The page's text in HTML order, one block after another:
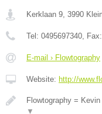
Kerklaan 9 3990
Tel: 0495697340 , Fax:
E-mail › Flowtography
Website: http://
Flowtography =
▼